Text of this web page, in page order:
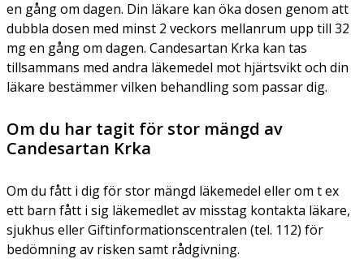
en gång om dagen. Din läkare kan öka dosen genom att
dubbla dosen med minst 2 veckors mellanrum upp till 32
mg en gång om dagen. Candesartan Krka kan tas
tillsammans med andra läkemedel mot hjärtsvikt och din
läkare bestämmer vilken behandling som passar dig.
Om du har tagit för stor mängd av
Candesartan Krka
Om du fått i dig för stor mängd läkemedel eller om t ex
ett barn fått i sig läkemedlet av misstag kontakta läkare,
sjukhus eller Giftinformationscentralen (tel. 112) för
bedömning av risken samt rådgivning.